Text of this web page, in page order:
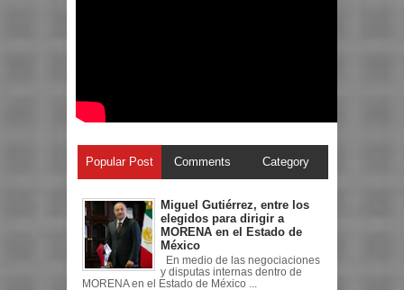
Popular Post Comments Category
Miguel Gutiérrez, entre los
elegidos para dirigir a
MORENA en el Estado de
México
En medio de las negociaciones
y disputas internas dentro de
MORENA en el Estado de México ...